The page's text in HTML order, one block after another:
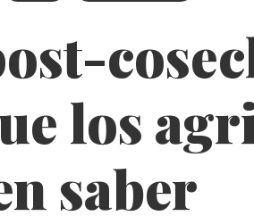
los
saber